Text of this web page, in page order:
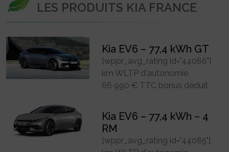
LES PRODUITS KIA FRANCE
Kia EV6 – 77,4 kWh GT
[wppr_avg_rating id="44086"]
km WLTP d'autonomie
66 990 € TTC bonus déduit
Kia EV6 – 77,4 kWh – 4
RM
[wppr_avg_rating id="44085"]